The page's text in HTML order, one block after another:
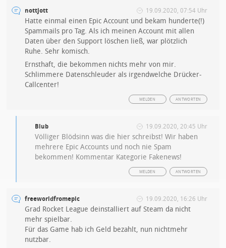
nottjott 19.09.2020, 07:54 Uhr
Hatte einmal einen Epic Account und bekam hunderte(!)
Spammails pro Tag. Als ich meinen Account mit allen
Daten über den Support löschen ließ, war plötzlich
Ruhe. Sehr komisch.
Ernsthaft, die bekommen nichts mehr von mir.
Schlimmere Datenschleuder als irgendwelche Drücker-
Callcenter!
ANTWORTEN
MELDEN
Blub 19.09.2020, 20:45 Uhr
Völliger Blödsinn was die hier schreibst! Wir haben
mehrere Epic Accounts und noch nie Spam
bekommen! Kommentar Kategorie Fakenews!
ANTWORTEN
MELDEN
freeworldfromepic 19.09.2020, 16:26 Uhr
Grad Rocket League deinstalliert auf Steam da nicht
mehr spielbar.
Für das Game hab ich Geld bezahlt, nun nichtmehr
nutzbar.